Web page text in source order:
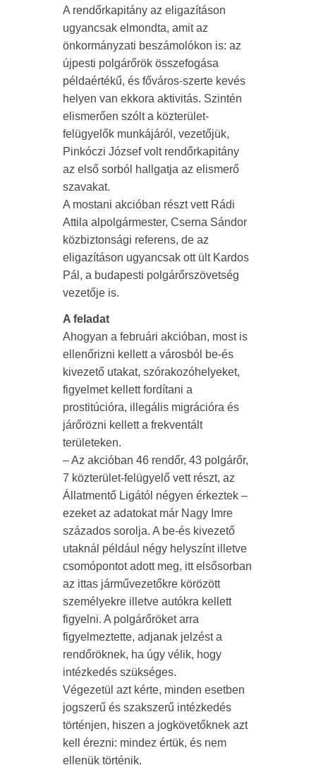
A rendőrkapitány az eligazításon
ugyancsak elmondta, amit az
önkormányzati beszámolókon is: az
újpesti polgárőrök összefogása
példaértékű, és főváros-szerte kevés
helyen van ekkora aktivitás. Szintén
elismerően szólt a közterület-
felügyelők munkájáról, vezetőjük,
Pinkóczi József volt rendőrkapitány
az első sorból hallgatja az elismerő
szavakat.
A mostani akcióban részt vett Rádi
Attila alpolgármester, Cserna Sándor
közbiztonsági referens, de az
eligazításon ugyancsak ott ült Kardos
Pál, a budapesti polgárőrszövetség
vezetője is.
A feladat
Ahogyan a februári akcióban, most is
ellenőrizni kellett a városból be-és
kivezető utakat, szórakozóhelyeket,
figyelmet kellett fordítani a
prostitúcióra, illegális migrációra és
járőrözni kellett a frekventált
területeken.
– Az akcióban 46 rendőr, 43 polgárőr,
7 közterület-felügyelő vett részt, az
Állatmentő Ligától négyen érkeztek –
ezeket az adatokat már Nagy Imre
százados sorolja. A be-és kivezető
utaknál például négy helyszínt illetve
csomópontot adott meg, itt elsősorban
az ittas járművezetőkre körözött
személyekre illetve autókra kellett
figyelni. A polgárőröket arra
figyelmeztette, adjanak jelzést a
rendőröknek, ha úgy vélik, hogy
intézkedés szükséges.
Végezetül azt kérte, minden esetben
jogszerű és szakszerű intézkedés
történjen, hiszen a jogkövetőknek azt
kell érezni: mindez értük, és nem
ellenük történik.